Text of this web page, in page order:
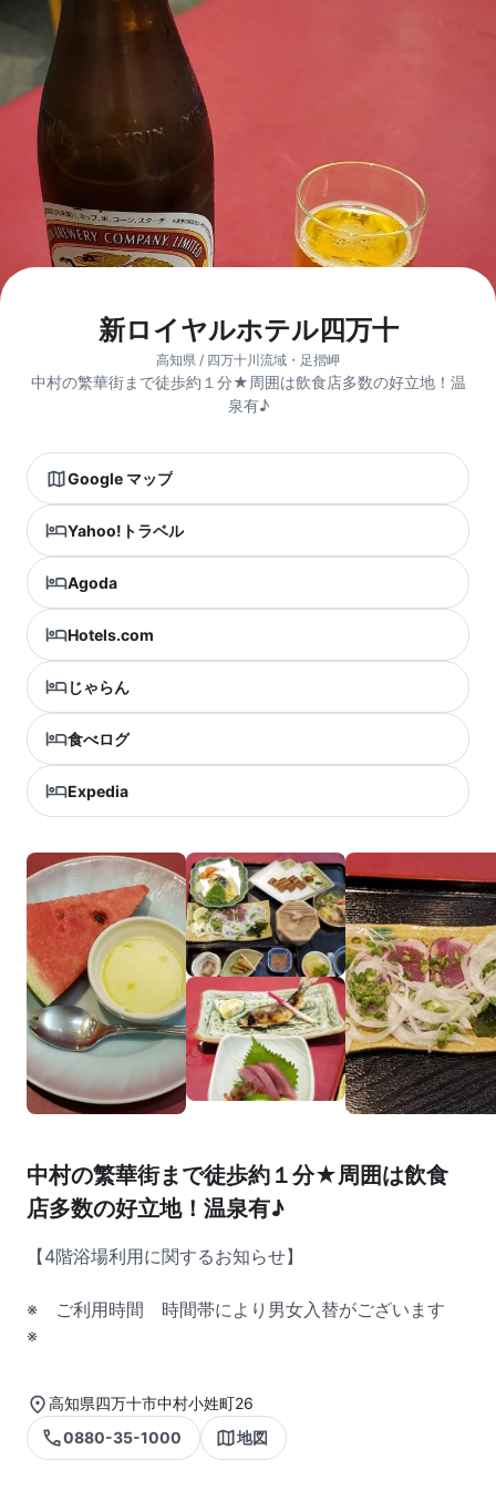
新ロイヤルホテル四万十
高知県 / 四万十川流域・足摺岬
中村の繁華街まで徒歩約１分★周囲は飲食店多数の好立地！温
泉有♪
Google マップ
Yahoo!トラベル
Agoda
Hotels.com
じゃらん
食べログ
Expedia
中村の繁華街まで徒歩約１分★周囲は飲食
店多数の好立地！温泉有♪
【4階浴場利用に関するお知らせ】
※ ご利用時間 時間帯により男女入替がございます
※
高知県四万十市中村小姓町26
0880-35-1000
地図